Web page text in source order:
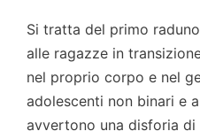
Si tratta del primo
alle ragazze in
nel proprio corpo e nel
adolescenti non binari e
avvertono una disforia di